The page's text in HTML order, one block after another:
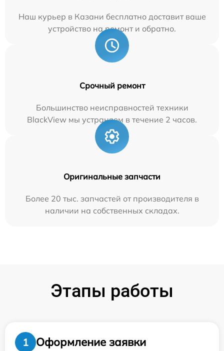
Наш курьер в Казани бесплатно доставит ваше
устройство на ремонт и обратно.
Срочный ремонт
Большинство неисправностей техники
BlackView мы устраняем в течение 2 часов.
Оригинальные запчасти
Более 20 тыс. запчастей от производителя в
наличии на собственных складах.
Этапы работы
1
Оформление заявки